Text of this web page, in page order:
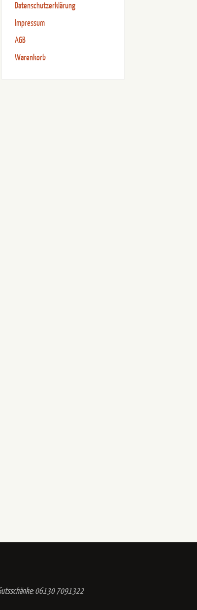
Datenschutzerklärung
Impressum
AGB
Warenkorb
06130 7091322